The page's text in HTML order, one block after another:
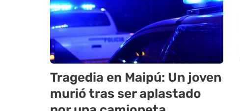
Tragedia en Maipú: Un joven
murió tras ser aplastado